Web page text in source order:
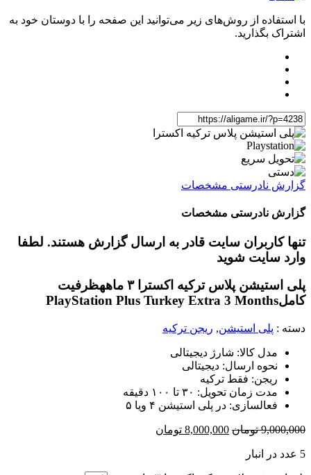
با استفاده از روش‌های زیر می‌توانید این صفحه را با دوستان خود به
اشتراک بگذارید.
گزارش نادرستی مشخصات
گزارش نادرستی مشخصات
تنها کاربران سایت قادر به ارسال گزارش هستند. لطفا
وارد سایت شوید
پلی استیشن پلاس ترکیه اکسترا ۳ ماهه
ظرفیت
کاملPlayStation Plus Turkey Extra 3 Months
دسته : پلی استیشن, ریجن ترکیه
مدل کالا: شارژ دیجیتالی
نحوه ارسال: دیجیتالی
ریجن: فقط ترکیه
مدت زمان تحویل: ۳۰ تا ۱۰۰ دقیقه
فعالسازی: در پلی استیشن ۴ ویا ۵
9,000,000 تومان 8,000,000 تومان
5 عدد در انبار